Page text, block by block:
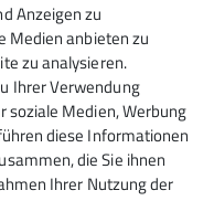
Anzeigen zu
Medien anbieten zu
zu analysieren.
Ihrer Verwendung
soziale Medien, Werbung
diese Informationen
die Sie ihnen
Ihrer Nutzung der